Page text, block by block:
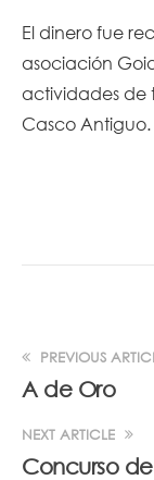
El dinero fue
asociación
actividades de
Casco Antiguo.
PREVIOUS
A de Oro
NEXT ARTICLE
Concurso